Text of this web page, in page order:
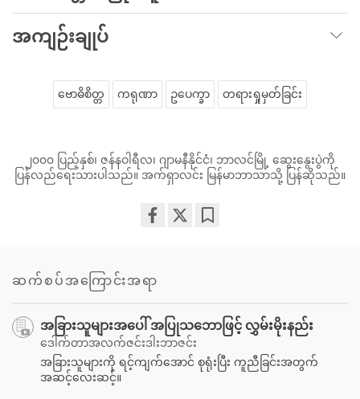
အကျဉ်းချုပ်
ဗောဓိစိတ္တ ကရုဏာ ဥပေက္ခာ တရားရှုမှတ်ခြင်း
၂၀၀၀ ပြည့်နှစ်၊ ဇန်နဝါရီလ၊ ဂျာမနီနိုင်ငံ၊ ဘာလင်မြို့ ဆွေးနွေးပွဲကို
ပြန်လည်ရေးသားပါသည်။ အက်ရှာလင်း မြန်မာဘာသာသို့ ပြန်ဆိုသည်။
ဆက်စပ်အကြောင်းအရာ
အခြားသူများအပေါ် အပြုသဘောဖြင့် လွှမ်းမိုးနည်း
ဒေါက်တာအလက်ဇင်းဒါးဘာဇင်း
အခြားသူများကို ရင့်ကျက်အောင် စုရုံးပြီး ကူညီခြင်းအတွက်
အဆင့်လေးဆင့်။